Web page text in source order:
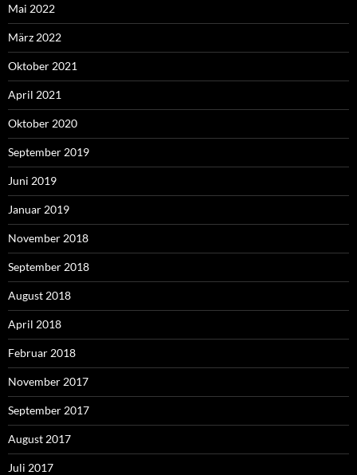
Mai 2022
März 2022
Oktober 2021
April 2021
Oktober 2020
September 2019
Juni 2019
Januar 2019
November 2018
September 2018
August 2018
April 2018
Februar 2018
November 2017
September 2017
August 2017
Juli 2017